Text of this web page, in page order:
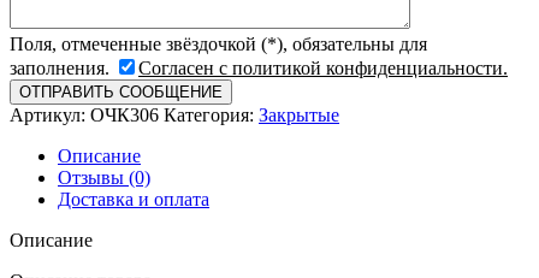
Поля, отмеченные звёздочкой (*), обязательны для
заполнения.
Согласен с политикой конфиденциальности.
Артикул: ОЧК306 Категория: Закрытые
Описание
Отзывы (0)
Доставка и оплата
Описание